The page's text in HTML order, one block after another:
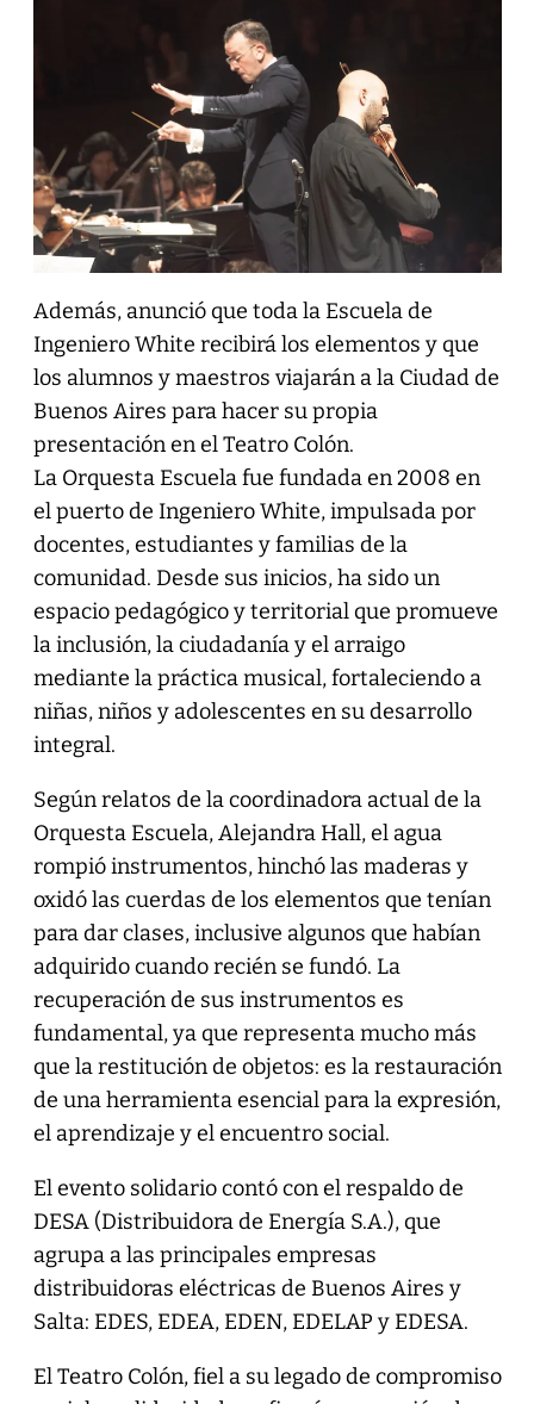
Además, anunció que toda la Escuela de
Ingeniero White recibirá los elementos y que
los alumnos y maestros viajarán a la Ciudad de
Buenos Aires para hacer su propia
presentación en el Teatro Colón.
La Orquesta Escuela fue fundada en 2008 en
el puerto de Ingeniero White, impulsada por
docentes, estudiantes y familias de la
comunidad. Desde sus inicios, ha sido un
espacio pedagógico y territorial que promueve
la inclusión, la ciudadanía y el arraigo
mediante la práctica musical, fortaleciendo a
niñas, niños y adolescentes en su desarrollo
integral.
Según relatos de la coordinadora actual de la
Orquesta Escuela, Alejandra Hall, el agua
rompió instrumentos, hinchó las maderas y
oxidó las cuerdas de los elementos que tenían
para dar clases, inclusive algunos que habían
adquirido cuando recién se fundó. La
recuperación de sus instrumentos es
fundamental, ya que representa mucho más
que la restitución de objetos: es la restauración
de una herramienta esencial para la expresión,
el aprendizaje y el encuentro social.
El evento solidario contó con el respaldo de
DESA (Distribuidora de Energía S.A.), que
agrupa a las principales empresas
distribuidoras eléctricas de Buenos Aires y
Salta: EDES, EDEA, EDEN, EDELAP y EDESA.
El Teatro Colón, fiel a su legado de compromiso